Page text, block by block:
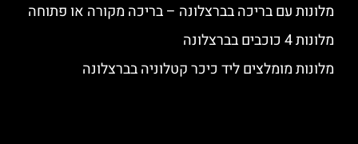
מלונות עם בריכה בברצלונה – בריכה מקורה או פתוחה
מלונות 4 כוכבים בברצלונה
מלונות מומלצים ליד כיכר קטלוניה בברצלונה